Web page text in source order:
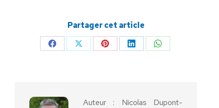
Partager cet article
PartagerPartagerPartagerPartagerPartager
Auteur : Nicolas Dupont-